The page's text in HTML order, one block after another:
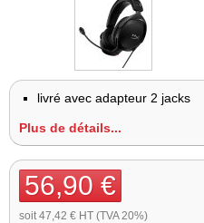
livré avec adapteur 2 jacks
Plus de détails...
56,90 €
soit 47,42 € HT (TVA 20%)